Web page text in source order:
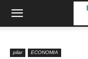
pilar ECONOMIA